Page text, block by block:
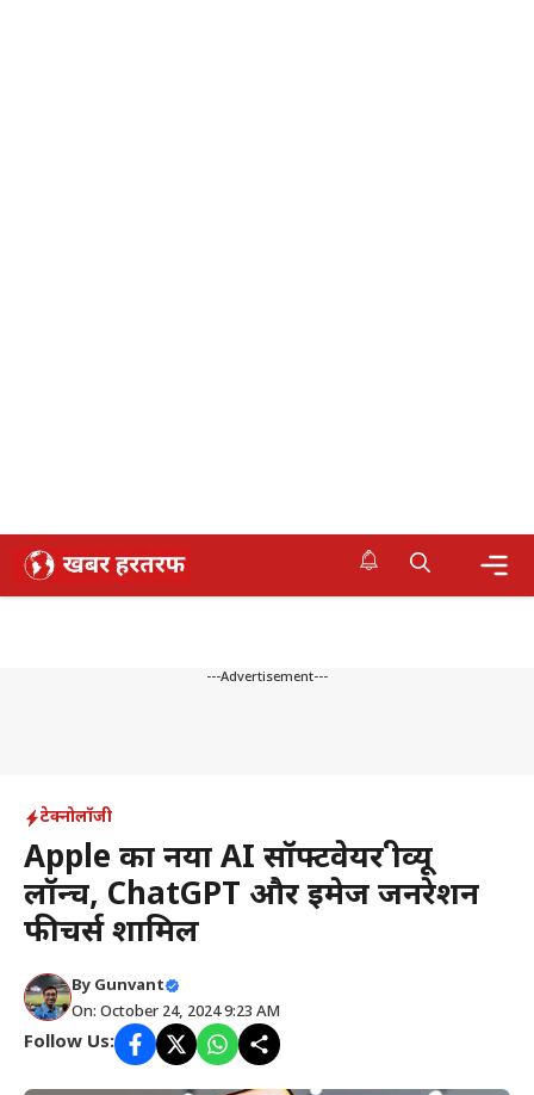
Skip
---Advertisement---
टेक्नोलॉजी
Apple का नया AI सॉफ्टवेयर प्रीव्यू
लॉन्च, ChatGPT और इमेज जनरेशन
फीचर्स शामिल
By Gunvant
On: October 24, 2024 9:23 AM
Follow Us: